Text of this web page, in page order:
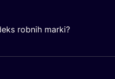
robnih marki?